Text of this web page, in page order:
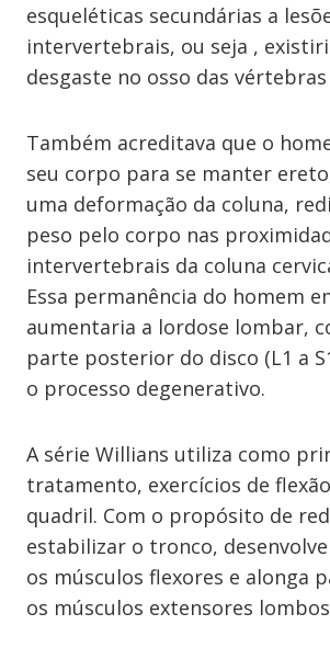
esqueléticas secundárias a
intervertebrais, ou seja ,
desgaste no osso das
Também acreditava que o
seu corpo para se manter
uma deformação da coluna,
peso pelo corpo nas
intervertebrais da coluna
Essa permanência do homem
aumentaria a lordose lombar,
parte posterior do disco (L1 a
o processo degenerativo.
A série Willians utiliza como
tratamento, exercícios de
quadril. Com o propósito de
estabilizar o tronco,
os músculos flexores e alonga
os músculos extensores